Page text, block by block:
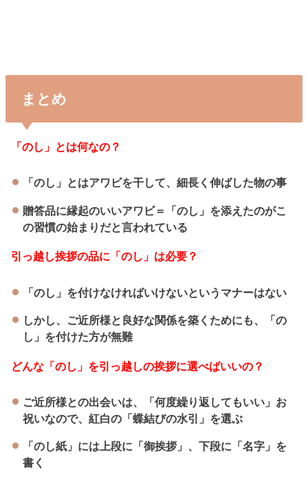
まとめ
「のし」とは何なの？
「のし」とはアワビを干して、細長く伸ばした物の事
贈答品に縁起のいいアワビ＝「のし」を添えたのがこ
の習慣の始まりだと言われている
引っ越し挨拶の品に「のし」は必要？
「のし」を付けなければいけないというマナーはない
しかし、ご近所様と良好な関係を築くためにも、「の
し」を付けた方が無難
どんな「のし」を引っ越しの挨拶に選べばいいの？
ご近所様との出会いは、「何度繰り返してもいい」お
祝いなので、紅白の「蝶結びの水引」を選ぶ
「のし紙」には上段に「御挨拶」、下段に「名字」を
書く